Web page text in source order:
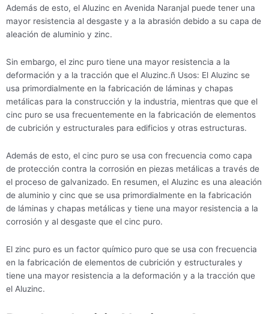
Además de esto, el Aluzinc en Avenida Naranjal puede tener una
mayor resistencia al desgaste y a la abrasión debido a su capa de
aleación de aluminio y zinc.
Sin embargo, el zinc puro tiene una mayor resistencia a la
deformación y a la tracción que el Aluzinc.ñ Usos: El Aluzinc se
usa primordialmente en la fabricación de láminas y chapas
metálicas para la construcción y la industria, mientras que que el
cinc puro se usa frecuentemente en la fabricación de elementos
de cubrición y estructurales para edificios y otras estructuras.
Además de esto, el cinc puro se usa con frecuencia como capa
de protección contra la corrosión en piezas metálicas a través de
el proceso de galvanizado. En resumen, el Aluzinc es una aleación
de aluminio y cinc que se usa primordialmente en la fabricación
de láminas y chapas metálicas y tiene una mayor resistencia a la
corrosión y al desgaste que el cinc puro.
El zinc puro es un factor químico puro que se usa con frecuencia
en la fabricación de elementos de cubrición y estructurales y
tiene una mayor resistencia a la deformación y a la tracción que
el Aluzinc.